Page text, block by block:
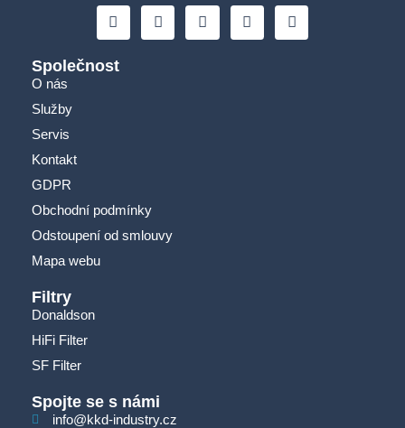
Společnost
O nás
Služby
Servis
Kontakt
GDPR
Obchodní podmínky
Odstoupení od smlouvy
Mapa webu
Filtry
Donaldson
HiFi Filter
SF Filter
Spojte se s námi
info@kkd-industry.cz